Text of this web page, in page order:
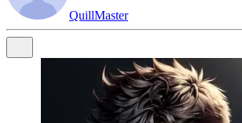
QuillMaster